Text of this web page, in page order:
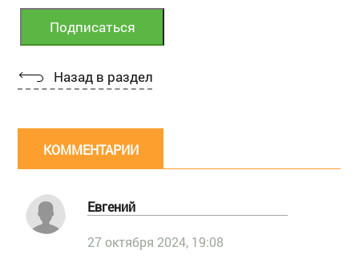
Назад в раздел
КОММЕНТАРИИ
Евгений
27 октября 2024, 19:08